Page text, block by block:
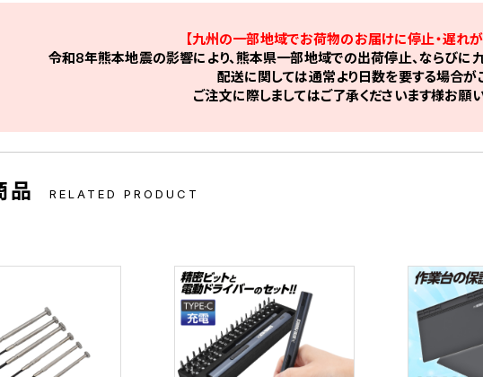
【九州の一部地域でお荷物のお届けに停止・遅れが
令和8年熊本地震の影響により、熊本県一部地域での出荷停止、ならびに
配送に関しては通常より日数を要する場合が
ご注文に際しましてはご了承くださいます様お願
品 RELATED PRODUCT